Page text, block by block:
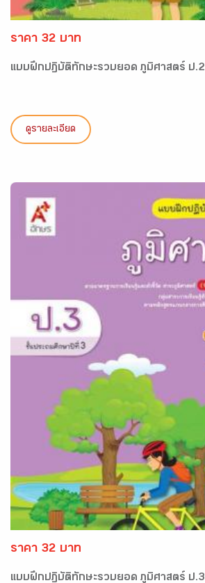
ราคา 32 บาท
แบบฝึกปฏิบัติทักษะรวบยอด ภูมิศาสตร์ ป.2
ดูรายละเอียด
ราคา 32 บาท
แบบฝึกปฏิบัติทักษะรวบยอด ภูมิศาสตร์ ป.3